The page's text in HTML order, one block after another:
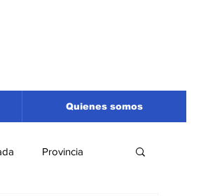
Quienes somos
Provincia